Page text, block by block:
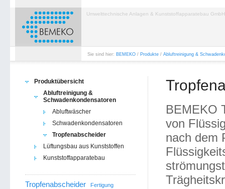
Umwelttechnische Anlagen & Kunststoffapparatebau GmbH
Sie sind hier: BEMEKO / Produkte / Abluftreinigung &
Produktübersicht
Abluftreinigung &
Schwadenkondensatoren
Abluftwäscher
Schwadenkondensatoren
Tropfenabscheider
Lüftungsbau aus Kunststoffen
Kunststoffapparatebau
Tropfenabscheider
Fertigung
BEMEKO
von
nach dem